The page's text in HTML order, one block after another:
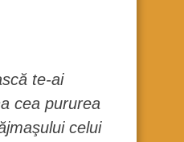
te-ai
cea pururea
celui